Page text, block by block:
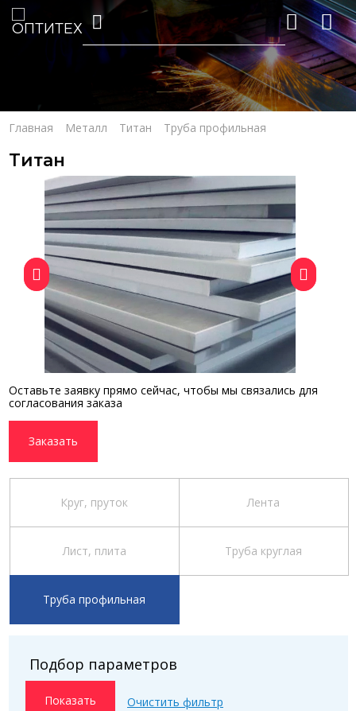
Главная Металл Титан Труба профильная
Титан
Оставьте заявку прямо сейчас, чтобы мы связались для
согласования заказа
Заказать
Круг, пруток Лента
Лист, плита Труба круглая
Труба профильная
Подбор параметров